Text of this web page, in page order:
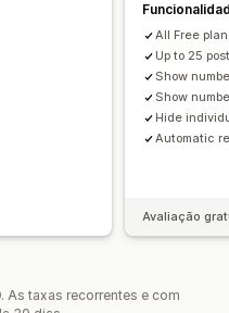
All Free
Up to 25
Show
Show
Hide
Automatic
Avaliação
As taxas recorrentes e com